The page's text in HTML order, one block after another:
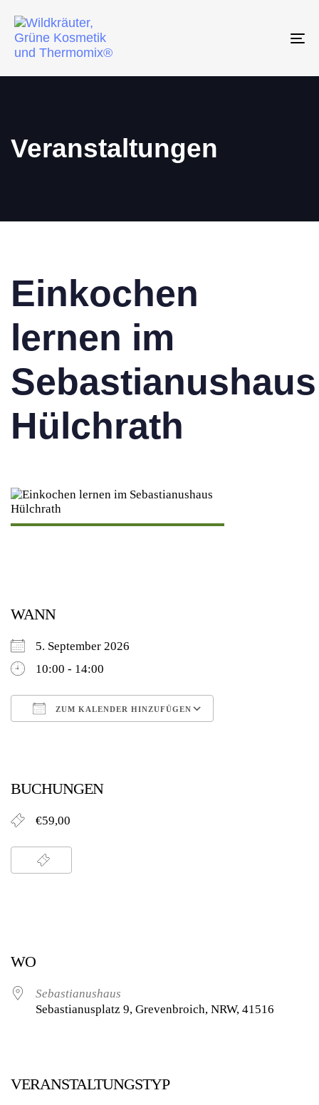
Veranstaltungen
Einkochen
lernen im
Sebastianushaus
Hülchrath
WANN
5. September 2026
10:00 - 14:00
ZUM KALENDER HINZUFÜGEN
BUCHUNGEN
€59,00
WO
Sebastianushaus
Sebastianusplatz 9, Grevenbroich, NRW, 41516
VERANSTALTUNGSTYP